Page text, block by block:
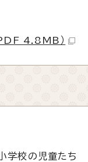
4.8MB）
学校の児童たち